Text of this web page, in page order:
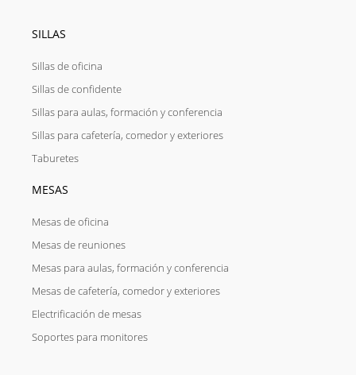
SILLAS
Sillas de oficina
Sillas de confidente
Sillas para aulas, formación y conferencia
Sillas para cafetería, comedor y exteriores
Taburetes
MESAS
Mesas de oficina
Mesas de reuniones
Mesas para aulas, formación y conferencia
Mesas de cafetería, comedor y exteriores
Electrificación de mesas
Soportes para monitores